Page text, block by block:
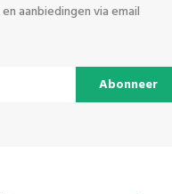
aanbiedingen via email
Abonneer